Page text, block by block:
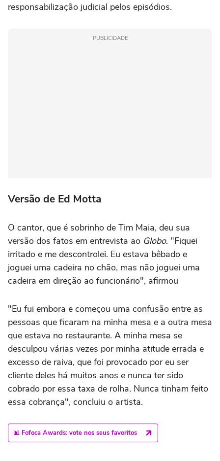
responsabilização judicial pelos episódios.
PUBLICIDADE
Versão de Ed Motta
O cantor, que é sobrinho de Tim Maia, deu sua
versão dos fatos em entrevista ao Globo. "Fiquei
irritado e me descontrolei. Eu estava bêbado e
joguei uma cadeira no chão, mas não joguei uma
cadeira em direção ao funcionário", afirmou
"Eu fui embora e começou uma confusão entre as
pessoas que ficaram na minha mesa e a outra mesa
que estava no restaurante. A minha mesa se
desculpou várias vezes por minha atitude errada e
excesso de raiva, que foi provocado por eu ser
cliente deles há muitos anos e nunca ter sido
cobrado por essa taxa de rolha. Nunca tinham feito
essa cobrança", concluiu o artista.
📊 Fofoca Awards: vote nos seus favoritos